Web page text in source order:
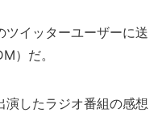
イッターユーザーに送
）だ。
したラジオ番組の感想